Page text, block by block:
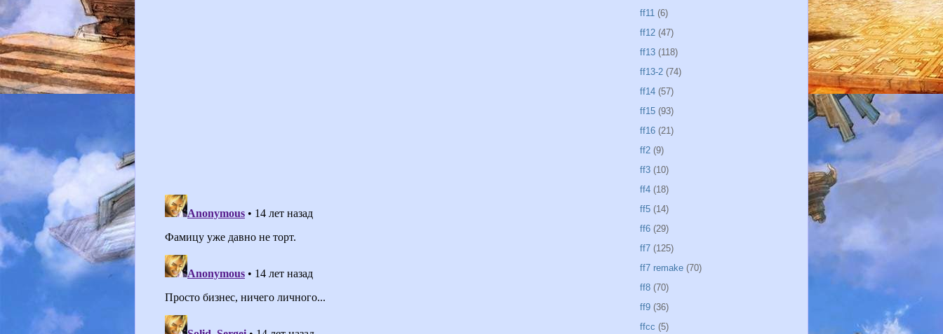
ff11 (6)
ff12 (47)
ff13 (118)
ff13-2 (74)
ff14 (57)
ff15 (93)
ff16 (21)
ff2 (9)
ff3 (10)
ff4 (18)
ff5 (14)
ff6 (29)
ff7 (125)
ff7 remake (70)
ff8 (70)
ff9 (36)
ffcc (5)